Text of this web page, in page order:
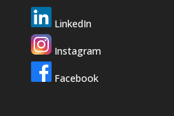
LinkedIn
Instagram
Facebook